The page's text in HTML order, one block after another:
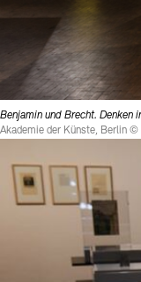
Benjamin und Brecht. Denken
Akademie der Künste, Berlin ©